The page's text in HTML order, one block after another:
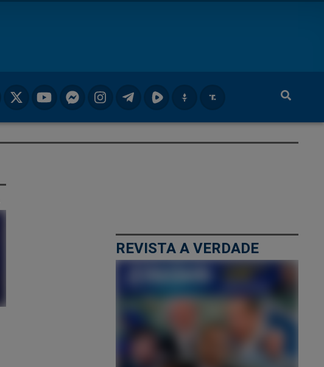
REVISTA A VERDADE